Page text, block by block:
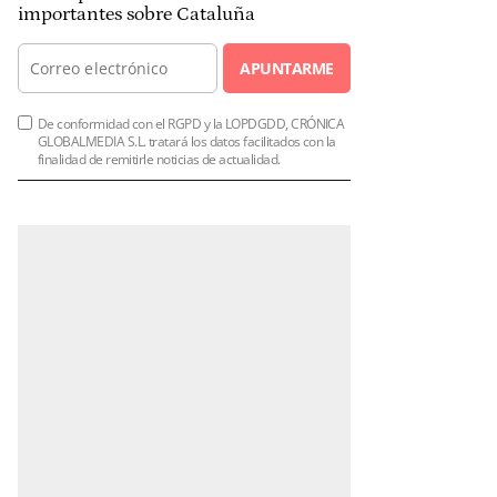
importantes sobre Cataluña
APUNTARME
De conformidad con el RGPD y la LOPDGDD, CRÓNICA
GLOBALMEDIA S.L. tratará los datos facilitados con la
finalidad de remitirle noticias de actualidad.